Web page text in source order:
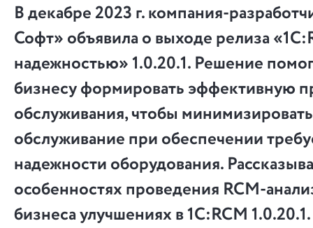
В декабре 2023 г. компания-
Софт» объявила о выходе релиза
надежностью» 1.0.20.1. Решение
бизнесу формировать эффективную
обслуживания, чтобы
обслуживание при обеспечении
надежности оборудования.
особенностях проведения RCM-
бизнеса улучшениях в 1C:RCM 1.0.20.1.